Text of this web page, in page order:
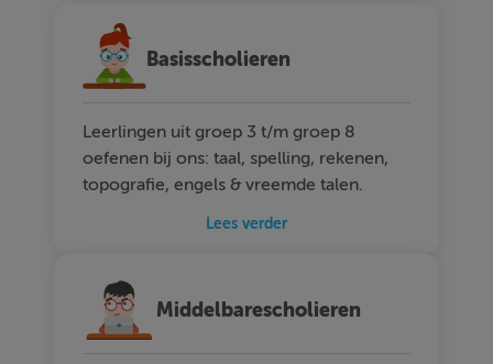
Basisscholieren
Leerlingen uit groep 3 t/m groep 8
oefenen bij ons: taal, spelling, rekenen,
topografie, engels & vreemde talen.
Lees verder
Middelbarescholieren